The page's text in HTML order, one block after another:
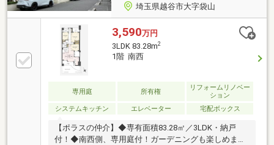
埼玉県越谷市大字袋山
3,590万円
3LDK 83.28m2
1階 南西
専用庭 所有権
リフォームリノベー
ション
システムキッチン
エレベーター 宅配ボックス
【ポラスの仲介】◆専有面積83.28㎡／3LDK・納戸
付！◆南西側、専用庭付！ガーデニングも楽しめま